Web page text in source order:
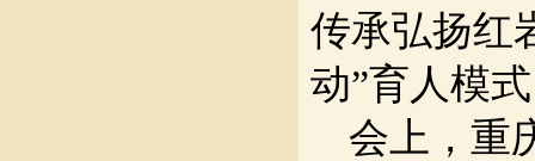
传承弘扬红
动”育人模
会上，重